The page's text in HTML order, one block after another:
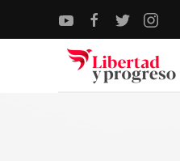
Skip to main content